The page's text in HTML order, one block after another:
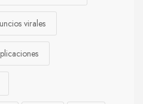
virales